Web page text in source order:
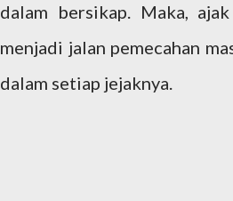
dalam bersikap. Maka,
menjadi jalan pemecahan
dalam setiap jejaknya.